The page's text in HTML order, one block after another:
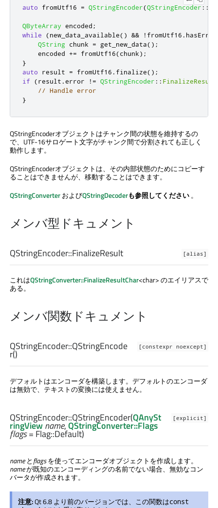
auto fromUtf16 = QStringEncoder(QStringEncoder ::
QByteArray encoded ;
while
(new_data_available() && ! fromUtf16 . hasError
QString chunk = get_new_data();
    encoded
+= fromUtf16(chunk);
}
auto result = fromUtf16 . finalize();
if
(result .error ! = QStringEncoder :: FinalizeResult
// Handle error
}
QStringEncoderオブジェクトはチャンク間の状態を維持するの
で、UTF-16サロゲート文字がチャンク間で分割されても正しく
動作します。
QStringEncoderオブジェクトは、その内部状態のためにコピーす
ることはできませんが、移動することはできます。
QStringConverterおよびQStringDecoderも参照してください。
メンバ型ドキュメント
[alias]
QStringEncoder::FinalizeResult
これはQStringConverter::FinalizeResultChar<char> のエイリアスで
ある。
メンバ関数ドキュメント
[constexpr noexcept]
QStringEncoder::QStringEncode
r()
デフォルトはエンコーダを構築します。デフォルトのエンコーダ
は無効で、テキストの変換には使えません。
[explicit]
QStringEncoder::QStringEncoder(QAnySt
ringViewname,QStringConverter::Flags
flags= Flag::Default)
nameとflagsを使ってエンコーダオブジェクトを作成します。
nameが既知のエンコーディングの名前でない場合、無効なコン
バータが作成されます。
注意:Qt 6.8 より前のバージョンでは、この関数はconst